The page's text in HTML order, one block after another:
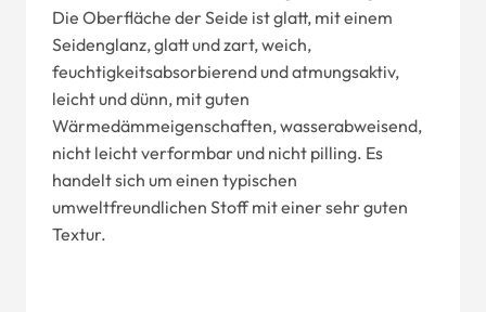
Die Oberfläche der Seide ist glatt, mit einem
Seidenglanz, glatt und zart, weich,
feuchtigkeitsabsorbierend und atmungsaktiv,
leicht und dünn, mit guten
Wärmedämmeigenschaften, wasserabweisend,
nicht leicht verformbar und nicht pilling. Es
handelt sich um einen typischen
umweltfreundlichen Stoff mit einer sehr guten
Textur.